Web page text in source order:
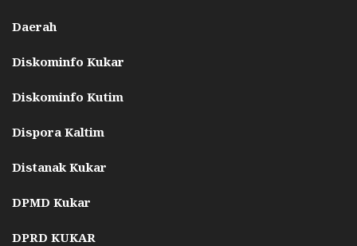
Daerah
Diskominfo Kukar
Diskominfo Kutim
Dispora Kaltim
Distanak Kukar
DPMD Kukar
DPRD KUKAR